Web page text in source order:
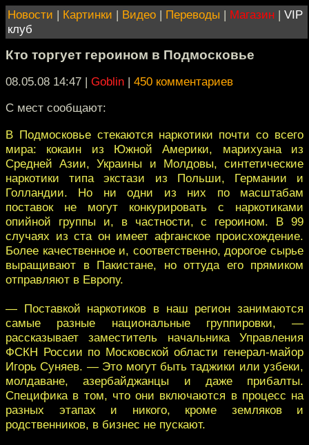
Новости | Картинки | Видео | Переводы | Магазин | VIP
клуб
Кто торгует героином в Подмосковье
08.05.08 14:47 | Goblin | 450 комментариев
C мест сообщают:
В Подмосковье стекаются наркотики почти со всего
мира: кокаин из Южной Америки, марихуана из
Средней Азии, Украины и Молдовы, синтетические
наркотики типа экстази из Польши, Германии и
Голландии. Но ни одни из них по масштабам
поставок не могут конкурировать с наркотиками
опийной группы и, в частности, с героином. В 99
случаях из ста он имеет афганское происхождение.
Более качественное и, соответственно, дорогое сырье
выращивают в Пакистане, но оттуда его прямиком
отправляют в Европу.
— Поставкой наркотиков в наш регион занимаются
самые разные национальные группировки, —
рассказывает заместитель начальника Управления
ФСКН России по Московской области генерал-майор
Игорь Суняев. — Это могут быть таджики или узбеки,
молдаване, азербайджанцы и даже прибалты.
Специфика в том, что они включаются в процесс на
разных этапах и никого, кроме земляков и
родственников, в бизнес не пускают.